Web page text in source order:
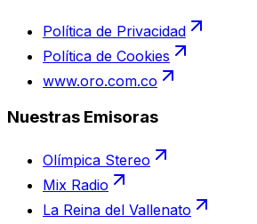
Política de Privacidad
Política de Cookies
www.oro.com.co
Nuestras Emisoras
Olímpica Stereo
Mix Radio
La Reina del Vallenato